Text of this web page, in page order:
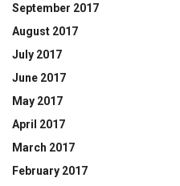
September 2017
August 2017
July 2017
June 2017
May 2017
April 2017
March 2017
February 2017